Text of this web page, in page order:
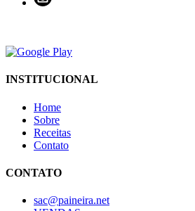
INSTITUCIONAL
Home
Sobre
Receitas
Contato
CONTATO
sac@paineira.net